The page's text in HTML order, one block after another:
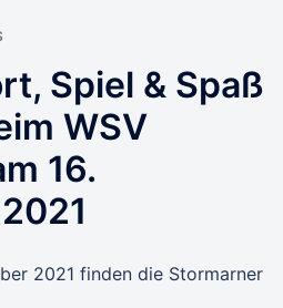
Spiel & Spaß
WSV
16.
2021 finden die Stormarner